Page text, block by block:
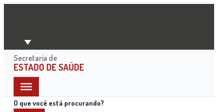
Ir
conteúdo
Secretaria de
ESTADO DE SAÚDE
O que você está procurando?